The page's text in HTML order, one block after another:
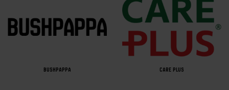
BUSHPAPPA CARE PLUS